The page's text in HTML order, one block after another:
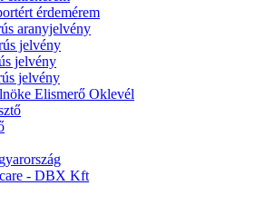
érdemérem
aranyjelvény
jelvény
jelvény
jelvény
Elismerő Oklevél
- DBX Kft